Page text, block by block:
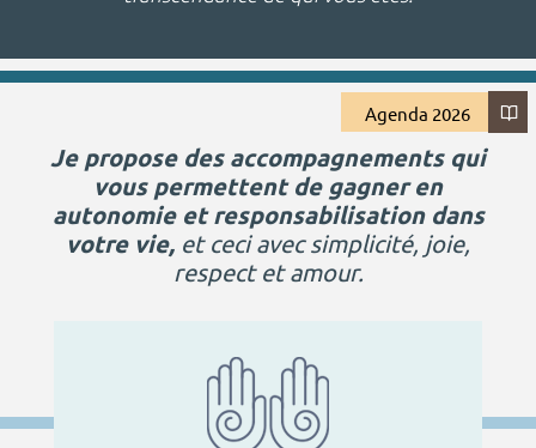
Agenda 2026
Je propose des accompagnements qui
vous permettent de gagner en
autonomie et responsabilisation dans
votre vie, et ceci avec simplicité, joie,
respect et amour.